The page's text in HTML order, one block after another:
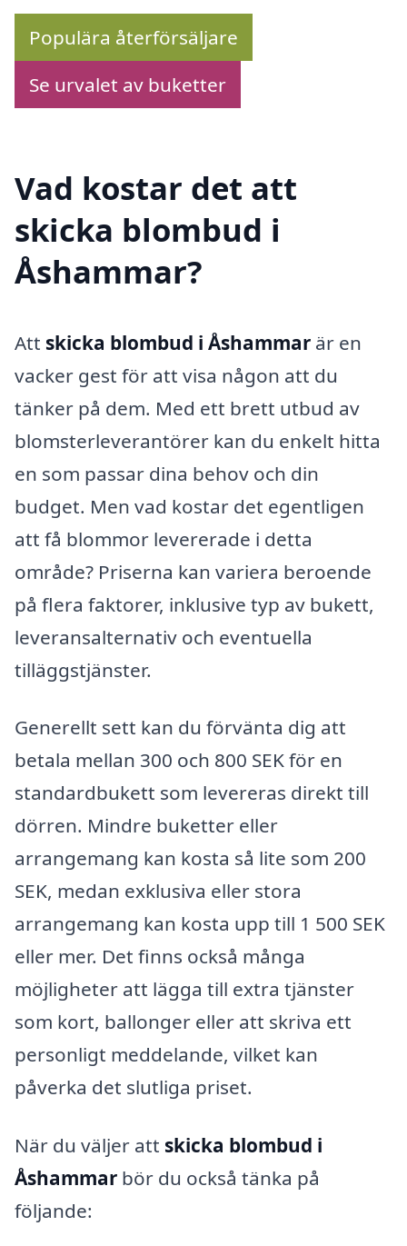
Populära återförsäljare
Se urvalet av buketter
Vad kostar det att
skicka blombud i
Åshammar?
Att skicka blombud i Åshammar är en
vacker gest för att visa någon att du
tänker på dem. Med ett brett utbud av
blomsterleverantörer kan du enkelt hitta
en som passar dina behov och din
budget. Men vad kostar det egentligen
att få blommor levererade i detta
område? Priserna kan variera beroende
på flera faktorer, inklusive typ av bukett,
leveransalternativ och eventuella
tilläggstjänster.
Generellt sett kan du förvänta dig att
betala mellan 300 och 800 SEK för en
standardbukett som levereras direkt till
dörren. Mindre buketter eller
arrangemang kan kosta så lite som 200
SEK, medan exklusiva eller stora
arrangemang kan kosta upp till 1 500 SEK
eller mer. Det finns också många
möjligheter att lägga till extra tjänster
som kort, ballonger eller att skriva ett
personligt meddelande, vilket kan
påverka det slutliga priset.
När du väljer att skicka blombud i
Åshammar bör du också tänka på
följande: